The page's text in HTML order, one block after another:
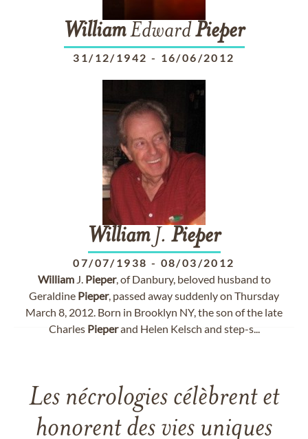
WilliamEdwardPieper
31/12/1942 - 16/06/2012
WilliamJ. Pieper
07/07/1938 - 08/03/2012
WilliamJ. Pieper, of Danbury, beloved husband to
Geraldine Pieper, passed away suddenly on Thursday
March 8, 2012. Born in Brooklyn NY, the son of the late
Charles Pieperand Helen Kelsch and step-s...
Les nécrologies célèbrent et
honorent des vies uniques